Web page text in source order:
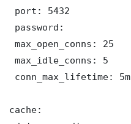
port: 5432
password:
max_open_conns: 25
max_idle_conns: 5
conn_max_lifetime: 5m
cache: